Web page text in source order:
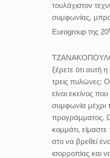
τουλάχιστον
συμφωνίας,
Eurogroup της 20
ξέρετε ότι αυτή
τρεις πυλώνες:
είναι εκείνος
συμφωνία μέχρι
προγράμματος.
κομμάτι,
στο να βρεθεί
ισορροπίας και